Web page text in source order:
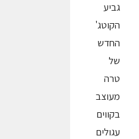
גביע
הקוטג'
החדש
של
טרה
מעוצב
בקווים
עגולים